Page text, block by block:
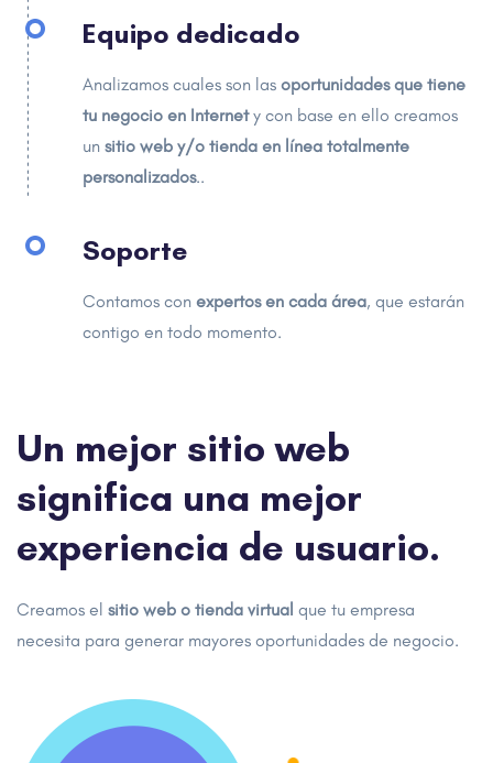
Equipo dedicado
Analizamos cuales son las oportunidades que tiene
tu negocio en Internety con base en ello creamos
un sitio web y/o tienda en línea totalmente
personalizados..
Soporte
Contamos con expertos en cada área, que estarán
contigo en todo momento.
Un mejor sitio web
significa una mejor
experiencia de usuario.
Creamos el sitio web o tienda virtual que tu empresa
necesita para generar mayores oportunidades de negocio.